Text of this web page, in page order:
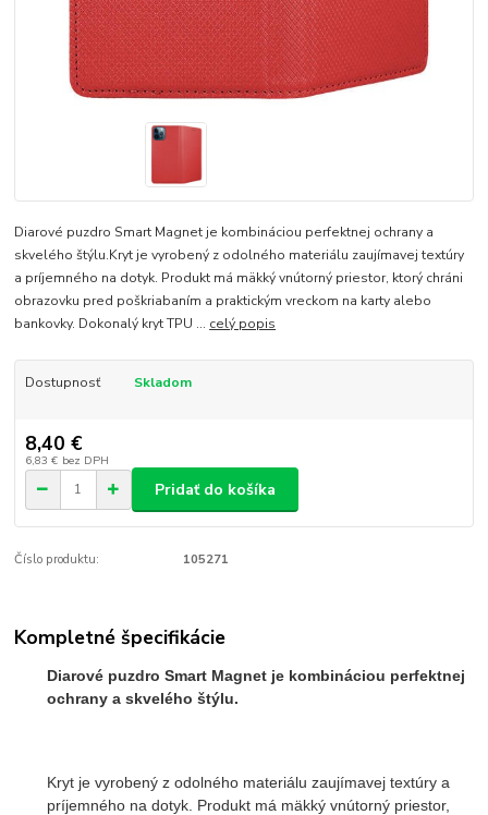
Diarové puzdro Smart Magnet je kombináciou perfektnej ochrany a
skvelého štýlu.Kryt je vyrobený z odolného materiálu zaujímavej textúry
a príjemného na dotyk. Produkt má mäkký vnútorný priestor, ktorý chráni
obrazovku pred poškriabaním a praktickým vreckom na karty alebo
bankovky. Dokonalý kryt TPU ... celý popis
Dostupnosť Skladom
8,40 €
6,83 € bez DPH
Pridať do košíka
Číslo produktu: 105271
Kompletné špecifikácie
Diarové puzdro Smart Magnet je kombináciou perfektnej
ochrany a skvelého štýlu.
Kryt je vyrobený z odolného materiálu zaujímavej textúry a
príjemného na dotyk. Produkt má mäkký vnútorný priestor,